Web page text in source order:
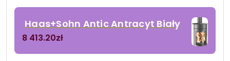
Haas+Sohn Antic Antracyt Biały
8 413.20zł